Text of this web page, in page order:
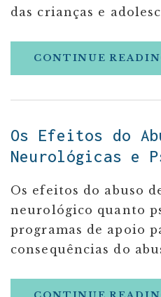
das crianças e
CONTINUE
Os Efeitos do
Neurológicas e
Os efeitos do abuso
neurológico quanto
programas de apoio
consequências do